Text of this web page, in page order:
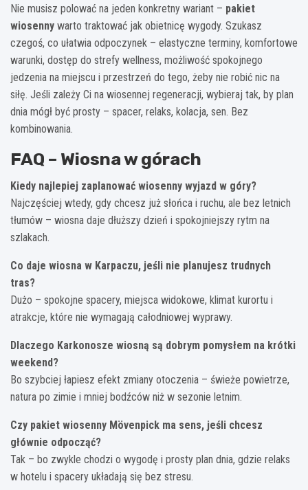
Nie musisz polować na jeden konkretny wariant – pakiet
wiosenny warto traktować jak obietnicę wygody. Szukasz
czegoś, co ułatwia odpoczynek – elastyczne terminy, komfortowe
warunki, dostęp do strefy wellness, możliwość spokojnego
jedzenia na miejscu i przestrzeń do tego, żeby nie robić nic na
siłę. Jeśli zależy Ci na wiosennej regeneracji, wybieraj tak, by plan
dnia mógł być prosty – spacer, relaks, kolacja, sen. Bez
kombinowania.
FAQ – Wiosna w górach
Kiedy najlepiej zaplanować wiosenny wyjazd w góry?
Najczęściej wtedy, gdy chcesz już słońca i ruchu, ale bez letnich
tłumów – wiosna daje dłuższy dzień i spokojniejszy rytm na
szlakach.
Co daje wiosna w Karpaczu, jeśli nie planujesz trudnych
tras?
Dużo – spokojne spacery, miejsca widokowe, klimat kurortu i
atrakcje, które nie wymagają całodniowej wyprawy.
Dlaczego Karkonosze wiosną są dobrym pomysłem na krótki
weekend?
Bo szybciej łapiesz efekt zmiany otoczenia – świeże powietrze,
natura po zimie i mniej bodźców niż w sezonie letnim.
Czy pakiet wiosenny Mövenpick ma sens, jeśli chcesz
głównie odpocząć?
Tak – bo zwykle chodzi o wygodę i prosty plan dnia, gdzie relaks
w hotelu i spacery układają się bez stresu.